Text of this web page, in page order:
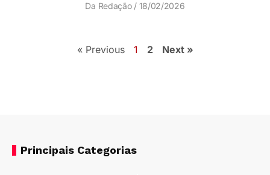
Da Redação 18/02/2026
« Previous 1 2 Next »
Principais Categorias